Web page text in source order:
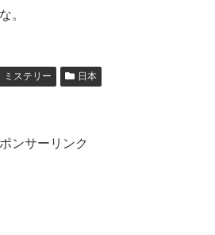
。
ミステリー 日本
ンサーリンク